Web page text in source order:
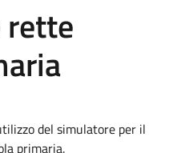
del simulatore per il
primaria.